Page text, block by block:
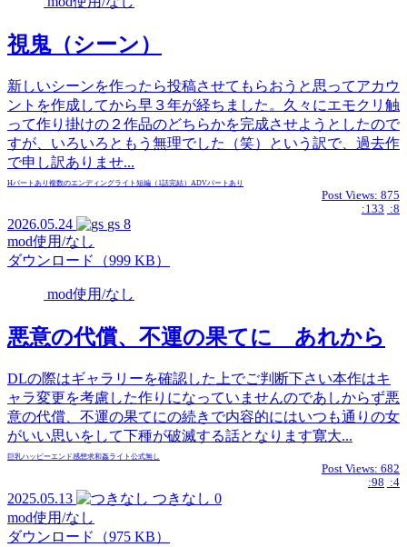
視鬼（シーン）
新しいシーンを作ったら投稿させてもらおうと思ってアカウ
ントを作成してから早３年が経ちました。久々にエモクリ触
って作り掛けの２作品のどちらかを完成させようとしたので
すが、いろいろともう無理でした（笑）という訳で、過去作
で申し訳ありませ...
Hパートあり 複数のエンディングライト 短編（1話完結） ADVパートあり
Post Views: 875
:133 :8
2026.05.24 gs 8
mod使用/なし
ダウンロード（999 KB）
mod使用/なし
悪意の代償、不運の果てに あれから
DLの際はギャラリーを確認した上でご判断下さい本作はキ
ャラ変更を考慮した作りになっていませんのであしからず悪
意の代償、不運の果てにの続きで内容的にはいつも通りの女
がいい思いをして下種が破滅する話となります寛大...
巨乳 ハッピーエンド感想求和姦ライト 公式無し
Post Views: 682
:98 :4
2025.05.13 つきなし 0
mod使用/なし
ダウンロード（975 KB）